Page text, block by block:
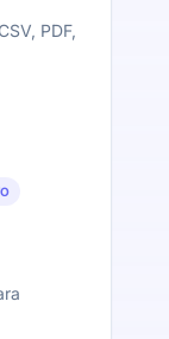
PDF,